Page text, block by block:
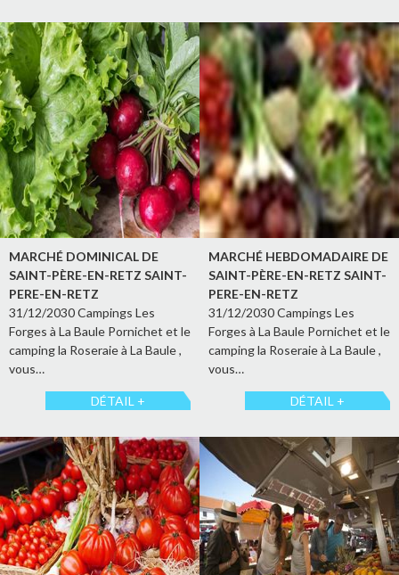
MARCHÉ DOMINICAL DE
SAINT-PÈRE-EN-RETZ SAINT-
PERE-EN-RETZ
31/12/2030 Campings Les
Forges à La Baule Pornichet et le
camping la Roseraie à La Baule ,
vous…
DÉTAIL +
MARCHÉ HEBDOMADAIRE DE
SAINT-PÈRE-EN-RETZ SAINT-
PERE-EN-RETZ
31/12/2030 Campings Les
Forges à La Baule Pornichet et le
camping la Roseraie à La Baule ,
vous…
DÉTAIL +